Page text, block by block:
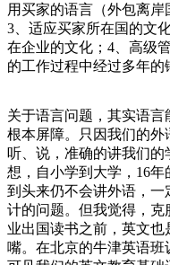
用买家的语言（外包离岸
3、适应买家所在国的文
在企业的文化；4、高级
的工作过程中经过多年的
关于语言问题，其实语
根本屏障。只因我们的
听、说，准确的讲我们
想，自小学到大学，16年
到头来仍不会讲外语，
计的问题。但我觉得，
业出国读书之前，英文
嘴。在北京的牛津英语班